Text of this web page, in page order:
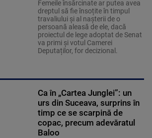
Femeile însărcinate ar putea avea
dreptul să fie însoțite în timpul
travaliului și al nașterii de o
persoană aleasă de ele, dacă
proiectul de lege adoptat de Senat
va primi și votul Camerei
Deputaților, for decizional.
Ca în „Cartea Junglei”: un
urs din Suceava, surprins în
timp ce se scarpină de
copac, precum adevăratul
Baloo